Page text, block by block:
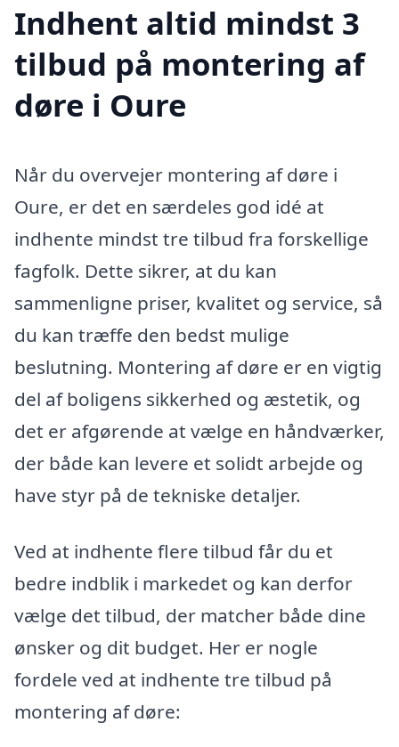
Indhent altid mindst 3
tilbud på montering af
døre i Oure
Når du overvejer montering af døre i
Oure, er det en særdeles god idé at
indhente mindst tre tilbud fra forskellige
fagfolk. Dette sikrer, at du kan
sammenligne priser, kvalitet og service, så
du kan træffe den bedst mulige
beslutning. Montering af døre er en vigtig
del af boligens sikkerhed og æstetik, og
det er afgørende at vælge en håndværker,
der både kan levere et solidt arbejde og
have styr på de tekniske detaljer.
Ved at indhente flere tilbud får du et
bedre indblik i markedet og kan derfor
vælge det tilbud, der matcher både dine
ønsker og dit budget. Her er nogle
fordele ved at indhente tre tilbud på
montering af døre: